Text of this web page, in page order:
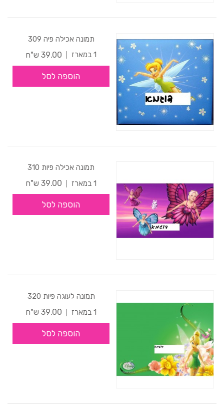
תמונה אכילה פיה 309
1 במארז
39.00 ש"ח
הוספה לסל
תמונה אכילה פיות 310
1 במארז
39.00 ש"ח
הוספה לסל
תמונה לעוגה פיות 320
1 במארז
39.00 ש"ח
הוספה לסל